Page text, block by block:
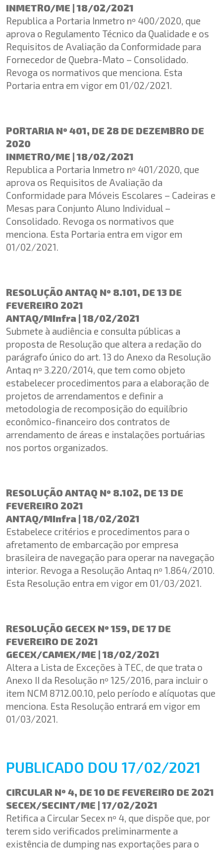
INMETRO/ME | 18/02/2021
Republica a Portaria Inmetro nº 400/2020, que
aprova o Regulamento Técnico da Qualidade e os
Requisitos de Avaliação da Conformidade para
Fornecedor de Quebra-Mato – Consolidado.
Revoga os normativos que menciona. Esta
Portaria entra em vigor em 01/02/2021.
PORTARIA Nº 401, DE 28 DE DEZEMBRO DE
2020
INMETRO/ME | 18/02/2021
Republica a Portaria Inmetro nº 401/2020, que
aprova os Requisitos de Avaliação da
Conformidade para Móveis Escolares – Cadeiras e
Mesas para Conjunto Aluno Individual –
Consolidado. Revoga os normativos que
menciona. Esta Portaria entra em vigor em
01/02/2021.
RESOLUÇÃO ANTAQ Nº 8.101, DE 13 DE
FEVEREIRO 2021
ANTAQ/MInfra | 18/02/2021
Submete à audiência e consulta públicas a
proposta de Resolução que altera a redação do
parágrafo único do art. 13 do Anexo da Resolução
Antaq nº 3.220/2014, que tem como objeto
estabelecer procedimentos para a elaboração de
projetos de arrendamentos e definir a
metodologia de recomposição do equilíbrio
econômico-financeiro dos contratos de
arrendamento de áreas e instalações portuárias
nos portos organizados.
RESOLUÇÃO ANTAQ Nº 8.102, DE 13 DE
FEVEREIRO 2021
ANTAQ/MInfra | 18/02/2021
Estabelece critérios e procedimentos para o
afretamento de embarcação por empresa
brasileira de navegação para operar na navegação
interior. Revoga a Resolução Antaq nº 1.864/2010.
Esta Resolução entra em vigor em 01/03/2021.
RESOLUÇÃO GECEX Nº 159, DE 17 DE
FEVEREIRO DE 2021
GECEX/CAMEX/ME | 18/02/2021
Altera a Lista de Exceções à TEC, de que trata o
Anexo II da Resolução nº 125/2016, para incluir o
item NCM 8712.00.10, pelo período e alíquotas que
menciona. Esta Resolução entrará em vigor em
01/03/2021.
PUBLICADO DOU 17/02/2021
CIRCULAR Nº 4, DE 10 DE FEVEREIRO DE 2021
SECEX/SECINT/ME | 17/02/2021
Retifica a Circular Secex nº 4, que dispõe que, por
terem sido verificados preliminarmente a
existência de dumping nas exportações para o